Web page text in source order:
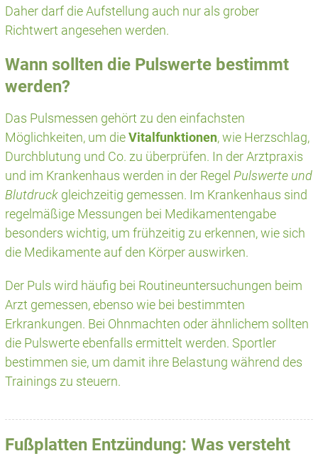
Daher darf die Aufstellung auch nur als grober
Richtwert angesehen werden.
Wann sollten die Pulswerte bestimmt
werden?
Das Pulsmessen gehört zu den einfachsten
Möglichkeiten, um dieVitalfunktionen, wie Herzschlag,
Durchblutung und Co. zu überprüfen. In der Arztpraxis
und im Krankenhaus werden in der Regel Pulswerte und
Blutdruckgleichzeitig gemessen. Im Krankenhaus sind
regelmäßige Messungen bei Medikamentengabe
besonders wichtig, um frühzeitig zu erkennen, wie sich
die Medikamente auf den Körper auswirken.
Der Puls wird häufig bei Routineuntersuchungen beim
Arzt gemessen, ebenso wie bei bestimmten
Erkrankungen. Bei Ohnmachten oder ähnlichem sollten
die Pulswerte ebenfalls ermittelt werden. Sportler
bestimmen sie, um damit ihre Belastung während des
Trainings zu steuern.
Fußplatten Entzündung: Was versteht